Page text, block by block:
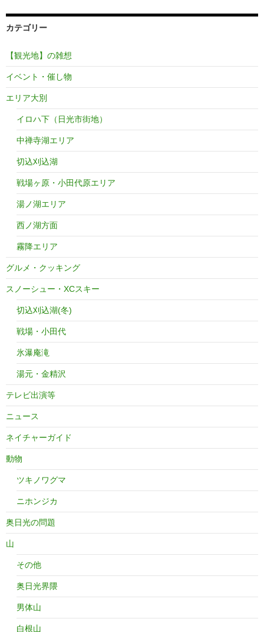
こ
か
ら。
カテゴリー
【観光地】の雑想
イベント・催し物
エリア大別
イロハ下（日光市街地）
中禅寺湖エリア
切込刈込湖
戦場ヶ原・小田代原エリア
湯ノ湖エリア
西ノ湖方面
霧降エリア
グルメ・クッキング
スノーシュー・XCスキー
切込刈込湖(冬)
戦場・小田代
氷瀑庵滝
湯元・金精沢
テレビ出演等
ニュース
ネイチャーガイド
動物
ツキノワグマ
ニホンジカ
奥日光の問題
山
その他
奥日光界隈
男体山
白根山